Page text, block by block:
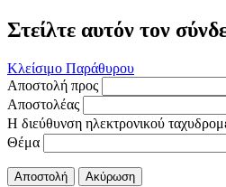
Στείλτε αυτόν τον
Κλείσιμο Παράθυρου
Αποστολή προς
Αποστολέας
Η διεύθυνση ηλεκτρονικού
Θέμα
Αποστολή Ακύρωση